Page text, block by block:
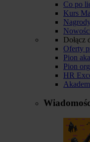
Co po
Kurs
Dołącz
Oferty
Pion
Pion
HR